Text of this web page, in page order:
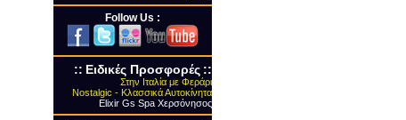
Follow Us :
:: Ειδικές Προσφορές ::
Στην Ιταλία με Φεράρι
Nostalgic - Κλασσικά Αυτοκίνητα
Elixir Gs Spa Χερσόνησος